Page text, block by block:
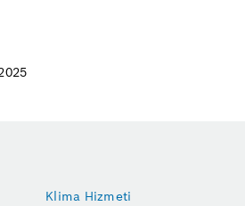
Klima Hizmeti